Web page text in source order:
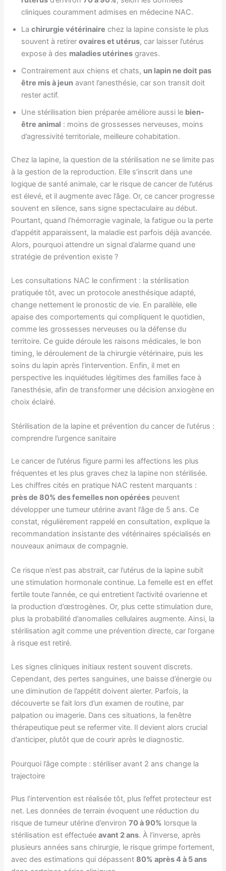
cliniques couramment admises en médecine NAC.
Lachirurgie vétérinaire chez la lapine consiste le plus
souvent à retirerovaires et utérus, car laisser l’utérus
expose à des maladies utérines graves.
Contrairement aux chiens et chats, un lapin ne doit pas
être mis à jeun avant l’anesthésie, car son transit doit
rester actif.
Une stérilisation bien préparée améliore aussi le bien-
être animal : moins de grossesses nerveuses, moins
d’agressivité territoriale, meilleure cohabitation.
Chez la lapine, la question de la stérilisation ne se limite pas
à la gestion de la reproduction. Elle s’inscrit dans une
logique de santé animale, car le risque de cancer de l’utérus
est élevé, et il augmente avec l’âge. Or, ce cancer progresse
souvent en silence, sans signe spectaculaire au début.
Pourtant, quand l’hémorragie vaginale, la fatigue ou la perte
d’appétit apparaissent, la maladie est parfois déjà avancée.
Alors, pourquoi attendre un signal d’alarme quand une
stratégie de prévention existe ?
Les consultations NAC le confirment : la stérilisation
pratiquée tôt, avec un protocole anesthésique adapté,
change nettement le pronostic de vie. En parallèle, elle
apaise des comportements qui compliquent le quotidien,
comme les grossesses nerveuses ou la défense du
territoire. Ce guide déroule les raisons médicales, le bon
timing, le déroulement de la chirurgie vétérinaire, puis les
soins du lapin après l’intervention. Enfin, il met en
perspective les inquiétudes légitimes des familles face à
l’anesthésie, afin de transformer une décision anxiogène en
choix éclairé.
Stérilisation de la lapine et prévention du cancer de l’utérus :
comprendre l’urgence sanitaire
Le cancer de l’utérus figure parmi les affections les plus
fréquentes et les plus graves chez la lapine non stérilisée.
Les chiffres cités en pratique NAC restent marquants :
près de 80% des femelles non opérées peuvent
développer une tumeur utérine avant l’âge de 5 ans. Ce
constat, régulièrement rappelé en consultation, explique la
recommandation insistante des vétérinaires spécialisés en
nouveaux animaux de compagnie.
Ce risque n’est pas abstrait, car l’utérus de la lapine subit
une stimulation hormonale continue. La femelle est en effet
fertile toute l’année, ce qui entretient l’activité ovarienne et
la production d’œstrogènes. Or, plus cette stimulation dure,
plus la probabilité d’anomalies cellulaires augmente. Ainsi, la
stérilisation agit comme une prévention directe, car l’organe
à risque est retiré.
Les signes cliniques initiaux restent souvent discrets.
Cependant, des pertes sanguines, une baisse d’énergie ou
une diminution de l’appétit doivent alerter. Parfois, la
découverte se fait lors d’un examen de routine, par
palpation ou imagerie. Dans ces situations, la fenêtre
thérapeutique peut se refermer vite. Il devient alors crucial
d’anticiper, plutôt que de courir après le diagnostic.
Pourquoi l’âge compte : stériliser avant 2 ans change la
trajectoire
Plus l’intervention est réalisée tôt, plus l’effet protecteur est
net. Les données de terrain évoquent une réduction du
risque de tumeur utérine d’environ70 à 90% lorsque la
stérilisation est effectuéeavant 2 ans. À l’inverse, après
plusieurs années sans chirurgie, le risque grimpe fortement,
avec des estimations qui dépassent80% après 4 à 5 ans